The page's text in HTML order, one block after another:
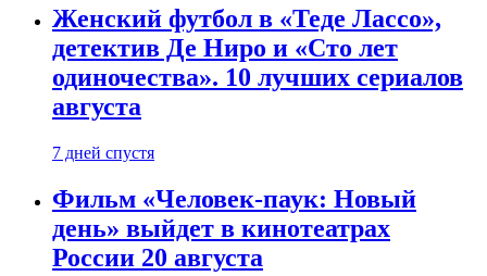
Женский футбол в «Теде Лассо»,
детектив Де Ниро и «Сто лет
одиночества». 10 лучших сериалов
августа
7 дней спустя
Фильм «Человек-паук: Новый
день» выйдет в кинотеатрах
России 20 августа